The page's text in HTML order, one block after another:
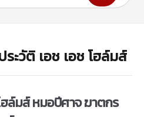
ะวัติ เอช เอช โฮล์มส์
ฮล์มส์ หมอปีศาจ ฆาตกร